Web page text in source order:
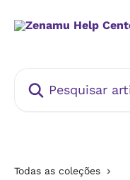
Todas as coleções